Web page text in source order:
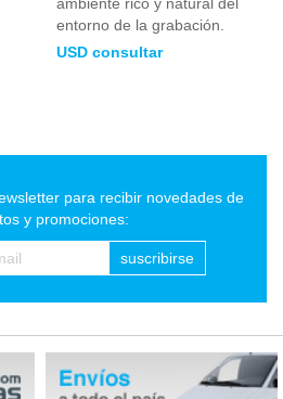
entorno de la grabación.
USD consultar
para recibir novedades de
y promociones:
suscribirse